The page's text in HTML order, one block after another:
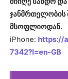
ჯანმრთელობის
მსოფლიოდან.
iPhone: https://
7342?l=en-GB